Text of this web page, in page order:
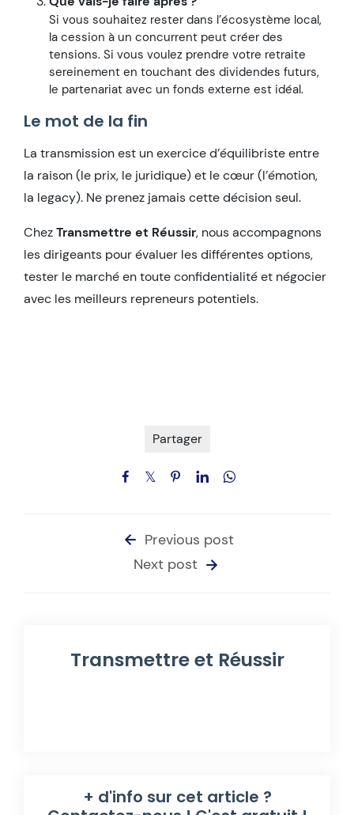
Si vous souhaitez rester dans l’écosystème local,
la cession à un concurrent peut créer des
tensions. Si vous voulez prendre votre retraite
sereinement en touchant des dividendes futurs,
le partenariat avec un fonds externe est idéal.
Le mot de la fin
La transmission est un exercice d’équilibriste entre
la raison (le prix, le juridique) et le cœur (l’émotion,
la legacy). Ne prenez jamais cette décision seul.
ChezTransmettre et Réussir, nous accompagnons
les dirigeants pour évaluer les différentes options,
tester le marché en toute confidentialité et négocier
avec les meilleurs repreneurs potentiels.
Partager
Previous post
Next post
Transmettre et Réussir
+ d'info sur cet article ?